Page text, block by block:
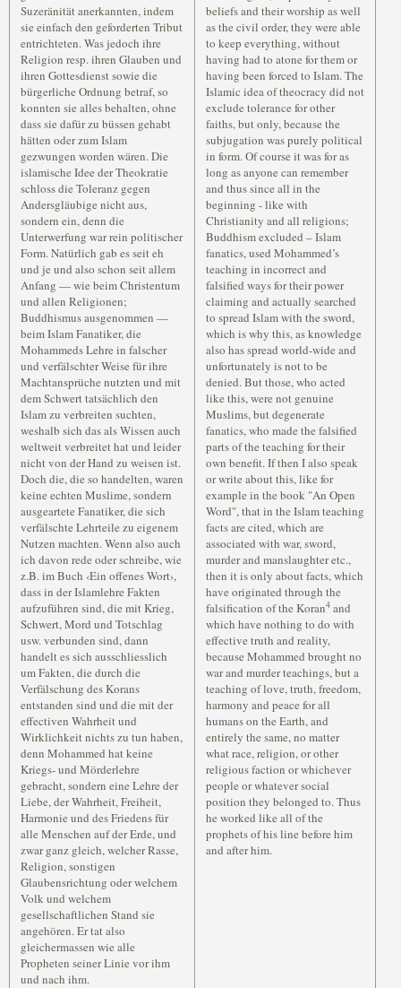
Suzeränität anerkannten, indem
sie einfach den geforderten Tribut
entrichteten. Was jedoch ihre
Religion resp. ihren Glauben und
ihren Gottesdienst sowie die
bürgerliche Ordnung betraf, so
konnten sie alles behalten, ohne
dass sie dafür zu büssen gehabt
hätten oder zum Islam
gezwungen worden wären. Die
islamische Idee der Theokratie
schloss die Toleranz gegen
Andersgläubige nicht aus,
sondern ein, denn die
Unterwerfung war rein politischer
Form. Natürlich gab es seit eh
und je und also schon seit allem
Anfang — wie beim Christentum
und allen Religionen;
Buddhismus ausgenommen —
beim Islam Fanatiker, die
Mohammeds Lehre in falscher
und verfälschter Weise für ihre
Machtansprüche nutzten und mit
dem Schwert tatsächlich den
Islam zu verbreiten suchten,
weshalb sich das als Wissen auch
weltweit verbreitet hat und leider
nicht von der Hand zu weisen ist.
Doch die, die so handelten, waren
keine echten Muslime, sondern
ausgeartete Fanatiker, die sich
verfälschte Lehrteile zu eigenem
Nutzen machten. Wenn also auch
ich davon rede oder schreibe, wie
z.B. im Buch ‹Ein offenes Wort›,
dass in der Islamlehre Fakten
aufzuführen sind, die mit Krieg,
Schwert, Mord und Totschlag
usw. verbunden sind, dann
handelt es sich ausschliesslich
um Fakten, die durch die
Verfälschung des Korans
entstanden sind und die mit der
effectiven Wahrheit und
Wirklichkeit nichts zu tun haben,
denn Mohammed hat keine
Kriegs- und Mörderlehre
gebracht, sondern eine Lehre der
Liebe, der Wahrheit, Freiheit,
Harmonie und des Friedens für
alle Menschen auf der Erde, und
zwar ganz gleich, welcher Rasse,
Religion, sonstigen
Glaubensrichtung oder welchem
Volk und welchem
gesellschaftlichen Stand sie
angehören. Er tat also
gleichermassen wie alle
Propheten seiner Linie vor ihm
und nach ihm.
beliefs and their worship as well
as the civil order, they were able
to keep everything, without
having had to atone for them or
having been forced to Islam. The
Islamic idea of theocracy did not
exclude tolerance for other
faiths, but only, because the
subjugation was purely political
in form. Of course it was for as
long as anyone can remember
and thus since all in the
beginning - like with
Christianity and all religions;
Buddhism excluded – Islam
fanatics, used Mohammed’s
teaching in incorrect and
falsified ways for their power
claiming and actually searched
to spread Islam with the sword,
which is why this, as knowledge
also has spread world-wide and
unfortunately is not to be
denied. But those, who acted
like this, were not genuine
Muslims, but degenerate
fanatics, who made the falsified
parts of the teaching for their
own benefit. If then I also speak
or write about this, like for
example in the book "An Open
Word", that in the Islam teaching
facts are cited, which are
associated with war, sword,
murder and manslaughter etc.,
then it is only about facts, which
have originated through the
falsification of the Koran4 and
which have nothing to do with
effective truth and reality,
because Mohammed brought no
war and murder teachings, but a
teaching of love, truth, freedom,
harmony and peace for all
humans on the Earth, and
entirely the same, no matter
what race, religion, or other
religious faction or whichever
people or whatever social
position they belonged to. Thus
he worked like all of the
prophets of his line before him
and after him.